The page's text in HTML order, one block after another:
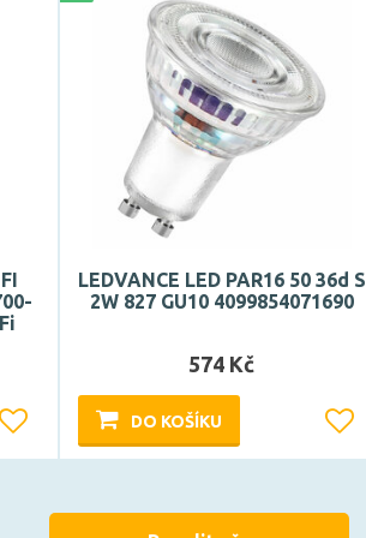
LEDVANCE LED PAR16 50 36d S
2W 827 GU10 4099854071690
574 Kč
DO KOŠÍKU